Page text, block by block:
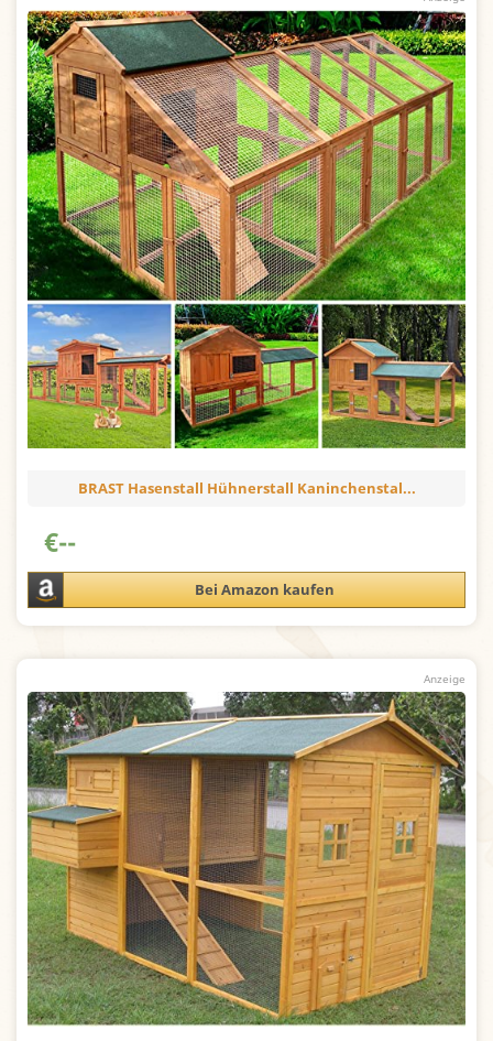
BRAST Hasenstall Hühnerstall Kaninchenstal...
€--
Bei Amazon kaufen